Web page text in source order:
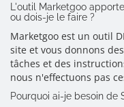
L'outil Marketgoo
ou dois-je le faire ?
Marketgoo est un outil
site et vous donnons
tâches et des
nous n'effectuons pas
Pourquoi ai-je besoin de